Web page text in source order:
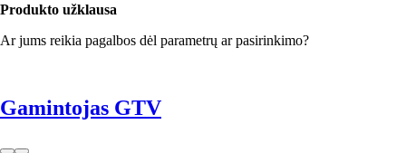
Produkto užklausa
Ar jums reikia pagalbos dėl parametrų ar pasirinkimo?
Gamintojas GTV